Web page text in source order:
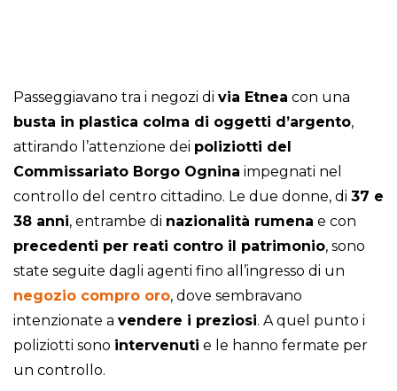
Passeggiavano tra i negozi di via Etnea con una
busta in plastica colma di oggetti d’argento,
attirando l’attenzione dei poliziotti del
Commissariato Borgo Ognina impegnati nel
controllo del centro cittadino. Le due donne, di 37 e
38 anni, entrambe di nazionalità rumena e con
precedenti per reati contro il patrimonio, sono
state seguite dagli agenti fino all’ingresso di un
negozio compro oro, dove sembravano
intenzionate a vendere i preziosi. A quel punto i
poliziotti sono intervenuti e le hanno fermate per
un controllo.